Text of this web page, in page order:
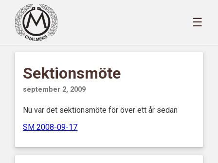
☰
Sektionsmöte
september 2, 2009
Nu var det sektionsmöte för över ett år sedan
SM 2008-09-17